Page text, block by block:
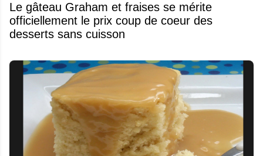
Le gâteau Graham et fraises se mérite
officiellement le prix coup de coeur des
desserts sans cuisson